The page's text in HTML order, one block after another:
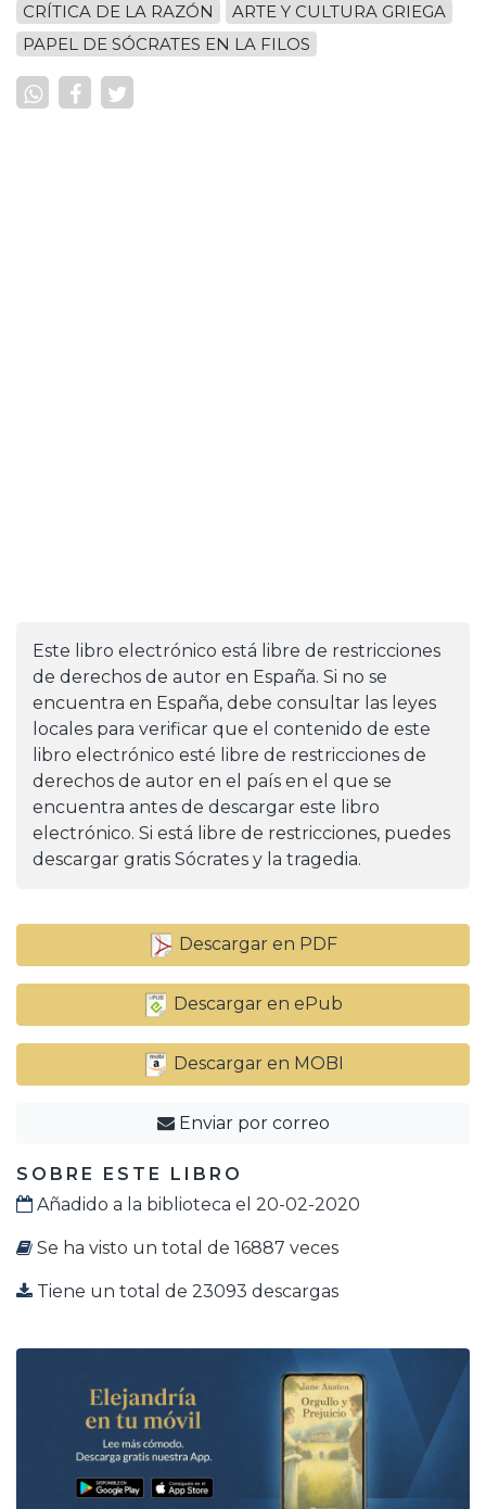
CRÍTICA DE LA RAZÓN
ARTE Y CULTURA GRIEGA
PAPEL DE SÓCRATES EN LA FILOS
Este libro electrónico está libre de restricciones
de derechos de autor en España. Si no se
encuentra en España, debe consultar las leyes
locales para verificar que el contenido de este
libro electrónico esté libre de restricciones de
derechos de autor en el país en el que se
encuentra antes de descargar este libro
electrónico. Si está libre de restricciones, puedes
descargar gratis Sócrates y la tragedia.
Descargar en PDF
Descargar en ePub
Descargar en MOBI
Enviar por correo
SOBRE ESTE LIBRO
Añadido a la biblioteca el 20-02-2020
Se ha visto un total de 16887 veces
Tiene un total de 23093 descargas